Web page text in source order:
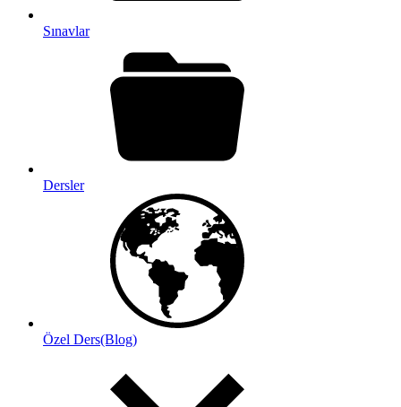
Sınavlar
Dersler
Özel Ders(Blog)